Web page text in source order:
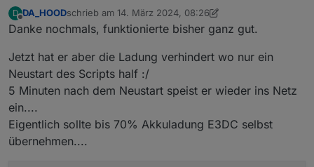
D
Offline
DA_HOODschrieb am 14. März 2024, 08:26
zuletzt editiert von DA_HOOD
Danke nochmals, funktionierte bisher ganz gut.
Jetzt hat er aber die Ladung verhindert wo nur ein
Neustart des Scripts half :/
5 Minuten nach dem Neustart speist er wieder ins Netz
ein....
Eigentlich sollte bis 70% Akkuladung E3DC selbst
übernehmen....